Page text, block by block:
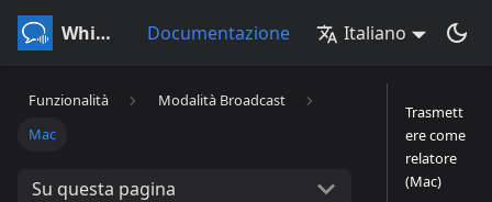
Whisperr Documentazione Italiano
Funzionalità
Modalità Broadcast
Mac
Su questa pagina
Trasmett
ere come
relatore
(Mac)